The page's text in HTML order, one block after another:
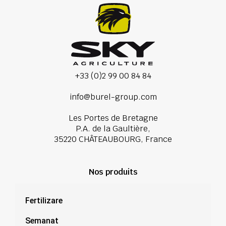
+33 (0)2 99 00 84 84
info@burel-group.com
Les Portes de Bretagne
P.A. de la Gaultière,
35220 CHÂTEAUBOURG, France
Nos produits
Fertilizare
Semanat